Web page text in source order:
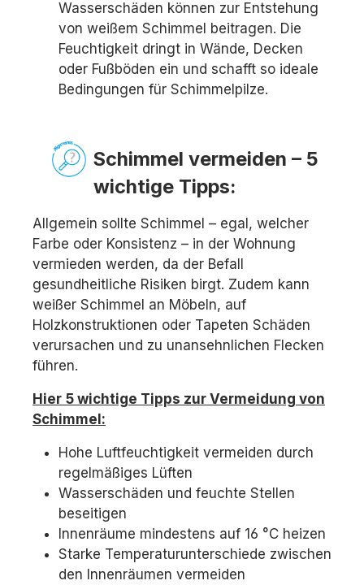
Wasserschäden können zur Entstehung
von weißem Schimmel beitragen. Die
Feuchtigkeit dringt in Wände, Decken
oder Fußböden ein und schafft so ideale
Bedingungen für Schimmelpilze.
Schimmel vermeiden – 5
wichtige Tipps:
Allgemein sollte Schimmel – egal, welcher
Farbe oder Konsistenz – in der Wohnung
vermieden werden, da der Befall
gesundheitliche Risiken birgt. Zudem kann
weißer Schimmel an Möbeln, auf
Holzkonstruktionen oder Tapeten Schäden
verursachen und zu unansehnlichen Flecken
führen.
Hier 5 wichtige Tipps zur Vermeidung von
Schimmel:
Hohe Luftfeuchtigkeit vermeiden durch
regelmäßiges Lüften
Wasserschäden und feuchte Stellen
beseitigen
Innenräume mindestens auf 16 °C heizen
Starke Temperaturunterschiede zwischen
den Innenräumen vermeiden